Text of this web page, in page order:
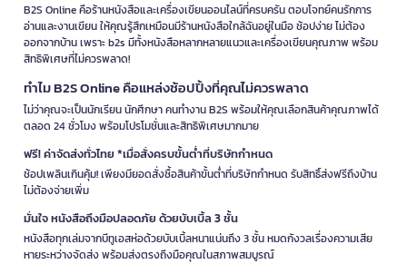
B2S Online คือร้านหนังสือและเครื่องเขียนออนไลน์ที่ครบครัน ตอบโจทย์คนรักการ
อ่านและงานเขียน ให้คุณรู้สึกเหมือนมีร้านหนังสือใกล้ฉันอยู่ในมือ ช้อปง่าย ไม่ต้อง
ออกจากบ้าน เพราะ b2s มีทั้งหนังสือหลากหลายแนวและเครื่องเขียนคุณภาพ พร้อม
สิทธิพิเศษที่ไม่ควรพลาด!
ทำไม B2S Online คือแหล่งช้อปปิ้งที่คุณไม่ควรพลาด
ไม่ว่าคุณจะเป็นนักเรียน นักศึกษา คนทำงาน B2S พร้อมให้คุณเลือกสินค้าคุณภาพได้
ตลอด 24 ชั่วโมง พร้อมโปรโมชั่นและสิทธิพิเศษมากมาย
ฟรี! ค่าจัดส่งทั่วไทย *เมื่อสั่งครบขั้นต่ำที่บริษัทกำหนด
ช้อปเพลินเกินคุ้ม! เพียงมียอดสั่งซื้อสินค้าขั้นต่ำที่บริษัทกำหนด รับสิทธิ์ส่งฟรีถึงบ้าน
ไม่ต้องจ่ายเพิ่ม
มั่นใจ หนังสือถึงมือปลอดภัย ด้วยบับเบิ้ล 3 ชั้น
หนังสือทุกเล่มจากบีทูเอสห่อด้วยบับเบิ้ลหนาแน่นถึง 3 ชั้น หมดกังวลเรื่องความเสีย
หายระหว่างจัดส่ง พร้อมส่งตรงถึงมือคุณในสภาพสมบูรณ์